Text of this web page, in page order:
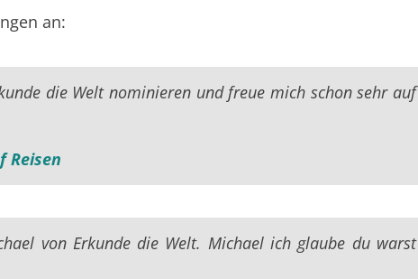
an:
die Welt nominieren und freue mich schon sehr auf
Reisen
von Erkunde die Welt. Michael ich glaube du warst